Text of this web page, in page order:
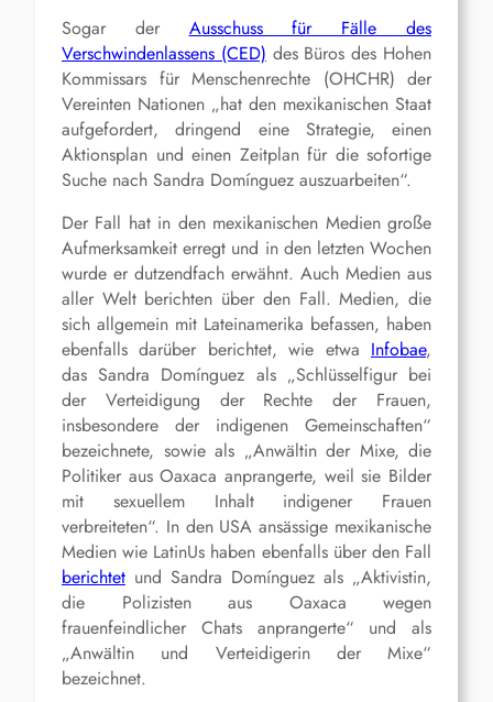
Sogar der Ausschuss für Fälle des
Verschwindenlassens (CED) des Büros des Hohen
Kommissars für Menschenrechte (OHCHR) der
Vereinten Nationen „hat den mexikanischen Staat
aufgefordert, dringend eine Strategie, einen
Aktionsplan und einen Zeitplan für die sofortige
Suche nach Sandra Domínguez auszuarbeiten“.
Der Fall hat in den mexikanischen Medien große
Aufmerksamkeit erregt und in den letzten Wochen
wurde er dutzendfach erwähnt. Auch Medien aus
aller Welt berichten über den Fall. Medien, die
sich allgemein mit Lateinamerika befassen, haben
ebenfalls darüber berichtet, wie etwa Infobae,
das Sandra Domínguez als „Schlüsselfigur bei
der Verteidigung der Rechte der Frauen,
insbesondere der indigenen Gemeinschaften“
bezeichnete, sowie als „Anwältin der Mixe, die
Politiker aus Oaxaca anprangerte, weil sie Bilder
mit sexuellem Inhalt indigener Frauen
verbreiteten“. In den USA ansässige mexikanische
Medien wie LatinUs haben ebenfalls über den Fall
berichtet und Sandra Domínguez als „Aktivistin,
die Polizisten aus Oaxaca wegen
frauenfeindlicher Chats anprangerte“ und als
„Anwältin und Verteidigerin der Mixe“
bezeichnet.